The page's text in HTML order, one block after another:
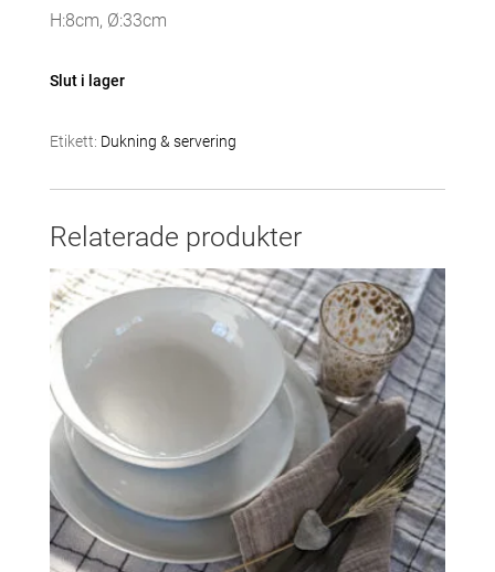
H:8cm, Ø:33cm
Slut i lager
Etikett: Dukning & servering
Relaterade produkter